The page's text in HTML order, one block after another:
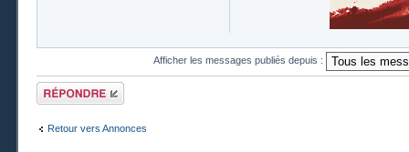
Afficher les messages publiés depuis :
Publier une
réponse
Retour vers Annonces